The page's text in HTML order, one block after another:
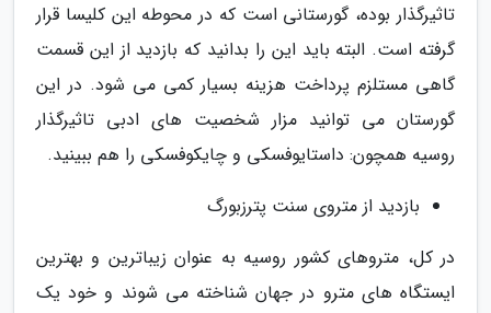
تاثیرگذار بوده، گورستانی است که در محوطه این کلیسا قرار
گرفته است. البته باید این را بدانید که بازدید از این قسمت
گاهی مستلزم پرداخت هزینه بسیار کمی می شود. در این
گورستان می توانید مزار شخصیت های ادبی تاثیرگذار
روسیه همچون: داستایوفسکی و چایکوفسکی را هم ببینید.
بازدید از متروی سنت پترزبورگ
در کل، متروهای کشور روسیه به عنوان زیباترین و بهترین
ایستگاه های مترو در جهان شناخته می شوند و خود یک